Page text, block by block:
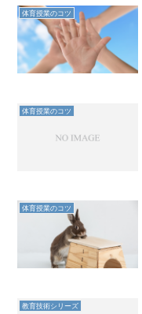
体育授業のコツ
体育授業のコツ
体育授業のコツ
教育技術シリーズ